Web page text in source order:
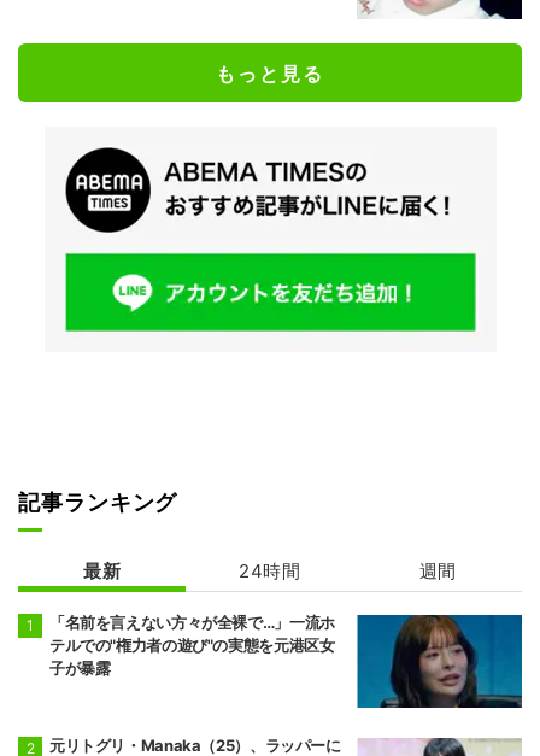
もっと見る
記事ランキング
最新 24時間 週間
「名前を言えない方々が全裸で…」一流ホ
テルでの"権力者の遊び"の実態を元港区女
子が暴露
元リトグリ・Manaka（25）、ラッパーに